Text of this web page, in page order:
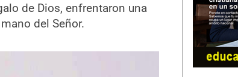
de Dios, enfrentaron una
del Señor.